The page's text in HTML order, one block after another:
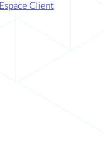
Espace Client